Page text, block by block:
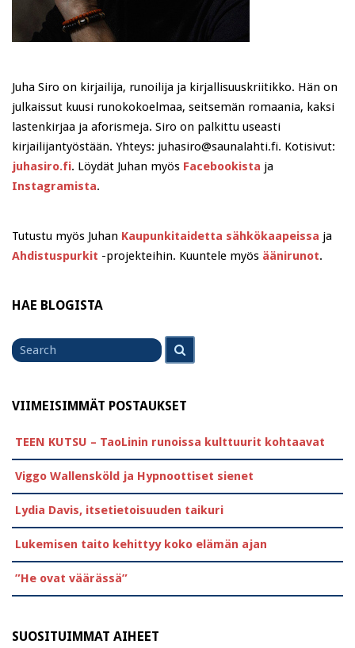
Juha Siro on kirjailija, runoilija ja kirjallisuuskriitikko. Hän on
julkaissut kuusi runokokoelmaa, seitsemän romaania, kaksi
lastenkirjaa ja aforismeja. Siro on palkittu useasti
kirjailijantyöstään. Yhteys: juhasiro@saunalahti.fi. Kotisivut:
juhasiro.fi. Löydät Juhan myös Facebookista ja
Instagramista.
Tutustu myös Juhan Kaupunkitaidetta sähkökaapeissa ja
Ahdistuspurkit -projekteihin. Kuuntele myös äänirunot.
HAE BLOGISTA
Search
for
VIIMEISIMMÄT POSTAUKSET
TEEN KUTSU – TaoLinin runoissa kulttuurit kohtaavat
Viggo Wallensköld ja Hypnoottiset sienet
Lydia Davis, itsetietoisuuden taikuri
Lukemisen taito kehittyy koko elämän ajan
”He ovat väärässä”
SUOSITUIMMAT AIHEET